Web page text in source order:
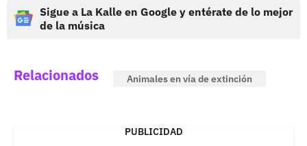
Sigue a La Kalle en Google y entérate de lo mejor
de la música
Relacionados Animales en vía de extinción
PUBLICIDAD